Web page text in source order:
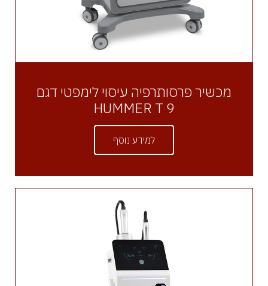
מכשיר פרסותרפיה עיסוי לימפטי דגם
HUMMER T 9
למידע נוסף